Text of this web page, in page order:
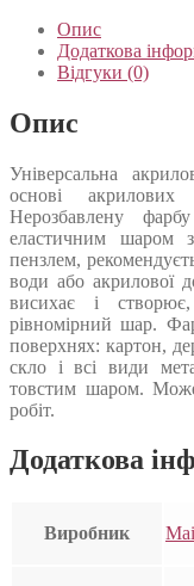
Опис
Додаткова
Відгуки (0)
Опис
Універсальна
основі акрилових
Нерозбавлену
еластичним шаром
пензлем,
води або акрилової
висихає і
рівномірний шар.
поверхнях: картон,
скло і всі види
товстим шаром. Може
робіт.
Додаткова
Виробник